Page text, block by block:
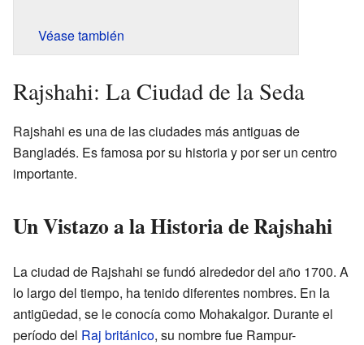
Véase también
Rajshahi: La Ciudad de la Seda
Rajshahi es una de las ciudades más antiguas de
Bangladés. Es famosa por su historia y por ser un centro
importante.
Un Vistazo a la Historia de Rajshahi
La ciudad de Rajshahi se fundó alrededor del año 1700. A
lo largo del tiempo, ha tenido diferentes nombres. En la
antigüedad, se le conocía como Mohakalgor. Durante el
período del Raj británico, su nombre fue Rampur-